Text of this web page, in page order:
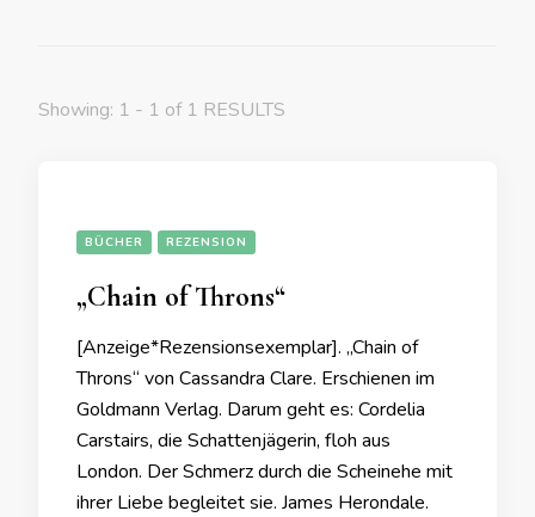
Showing: 1 - 1 of 1 RESULTS
BÜCHER REZENSION
„Chain of Throns“
[Anzeige*Rezensionsexemplar]. „Chain of
Throns“ von Cassandra Clare. Erschienen im
Goldmann Verlag. Darum geht es: Cordelia
Carstairs, die Schattenjägerin, floh aus
London. Der Schmerz durch die Scheinehe mit
ihrer Liebe begleitet sie. James Herondale.